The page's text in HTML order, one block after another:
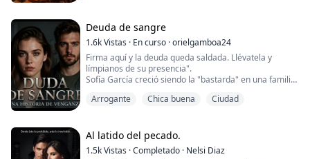
trofeo que pueda romper a su antojo pa...
Deuda de sangre
1.6kVistas · En curso ·orielgamboa24
Firma aquí y la deuda queda saldada. Llévatela y
límpianos de su presencia".
Sofía García creció siendo la "bastarda" en una familia
Leonor, y despreciada por sus hermanas, nunca
García venden a Sofía al hombre más temido del
mundo empresarial y el sub...
Arrogante Chica buena Ciudad
Al latido del pecado.
1.5kVistas ·Completado · Nelsi Diaz